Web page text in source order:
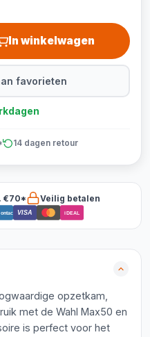
In winkelwagen
favorieten
14 dagen retour
€70*
Veilig betalen
VISA iDEAL
opzetkam,
met de Wahl Max50 en
is perfect voor het